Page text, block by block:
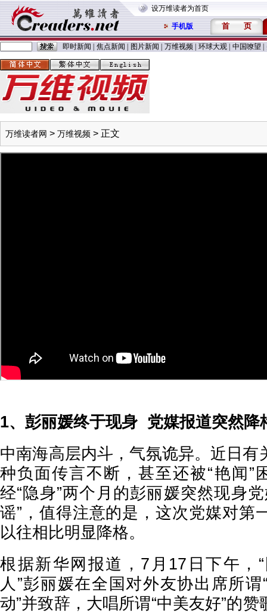
设万维读者为首页
手机版 首 页
即时新闻 焦点新闻 图片新闻 万维视频 环球大观 中国嘹望
万维读者网 > 万维视频 > 正文
1、彭丽媛终于现身 党媒报道突然降
中南海高层内斗，气氛诡异。近日有
种负面传言不断，甚至还被“艳闻”
经“隐身”两个月的彭丽媛突然现身
谣”，值得注意的是，这次党媒对第
以往相比明显降格。
根据新华网报道，7月17日下午，
人”彭丽媛在全国对外友协出席所
动”并致辞，大唱所谓“中美友好”的